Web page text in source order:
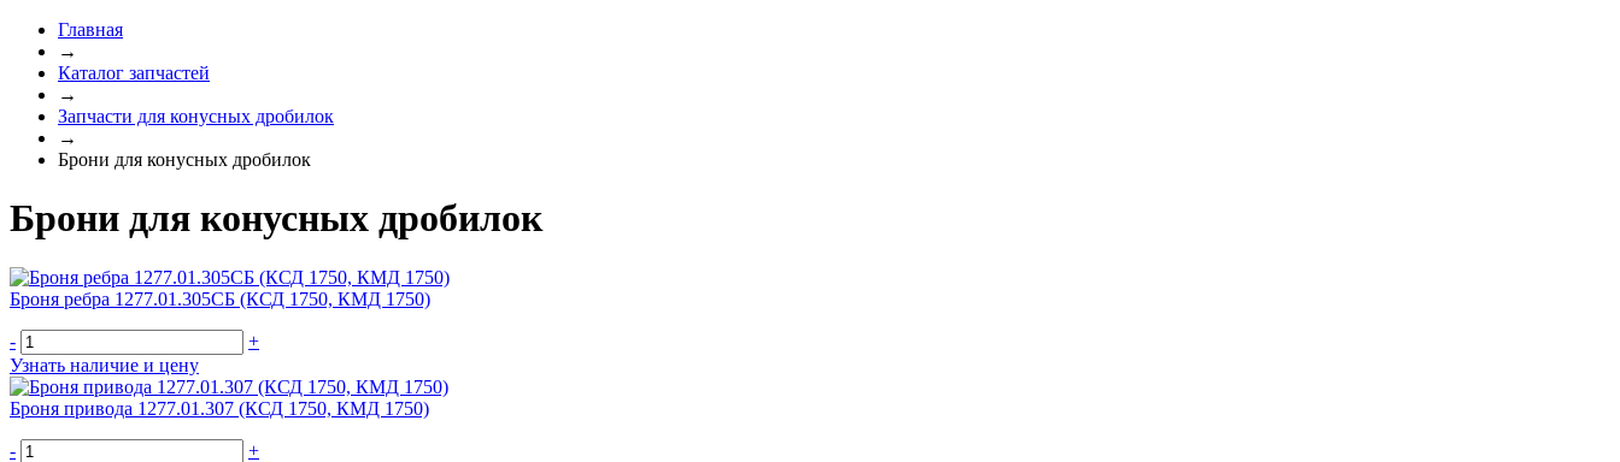
Главная
→
Каталог запчастей
→
Запчасти для конусных дробилок
→
Брони для конусных дробилок
Брони для конусных дробилок
Броня ребра 1277.01.305СБ (КСД 1750, КМД 1750)
-
+
Узнать наличие и цену
Броня привода 1277.01.307 (КСД 1750, КМД 1750)
-
+